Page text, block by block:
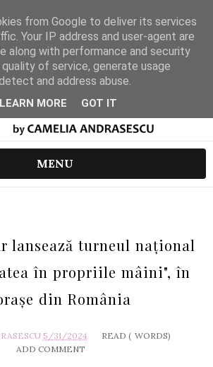
MENU
lansează turneul național
în propriile mâini", în
din România
5/31/2024 READ ( WORDS)
ADD COMMENT
from Google to deliver its services
Your IP address and user-agent are
along with performance and security
of service, generate usage
and address abuse.
LEARN MORE GOT IT